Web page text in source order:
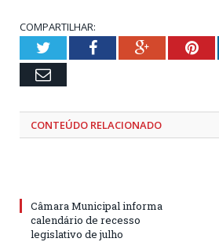
COMPARTILHAR:
TwitterFacebookGoogle+
Email
CONTEÚDO RELACIONADO
Câmara Municipal informa
calendário de recesso
legislativo de julho